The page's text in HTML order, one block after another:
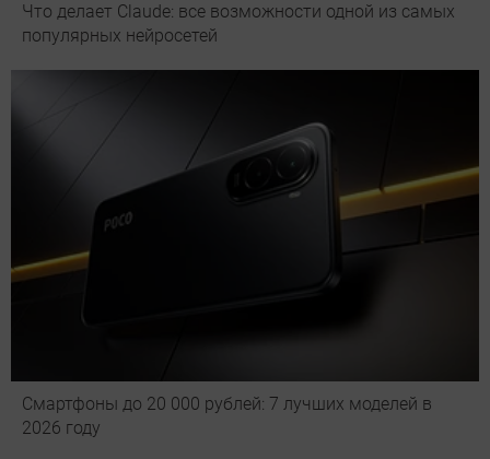
Что делает Сlaude: все возможности одной из самых
популярных нейросетей
Смартфоны до 20 000 рублей: 7 лучших моделей в
2026 году